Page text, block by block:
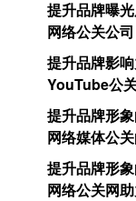
提升品牌曝
网络公关公司
提升品牌影
YouTube公
提升品牌形
网络媒体公
提升品牌形
网络公关网